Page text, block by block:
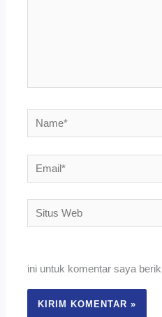
Name*
Email*
Situs
Web
ini untuk komentar saya